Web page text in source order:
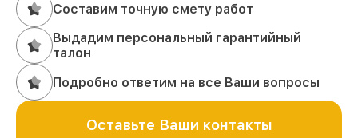
Составим точную смету работ
Выдадим персональный гарантийный
талон
Подробно ответим на все Ваши вопросы
Оставьте Ваши контакты